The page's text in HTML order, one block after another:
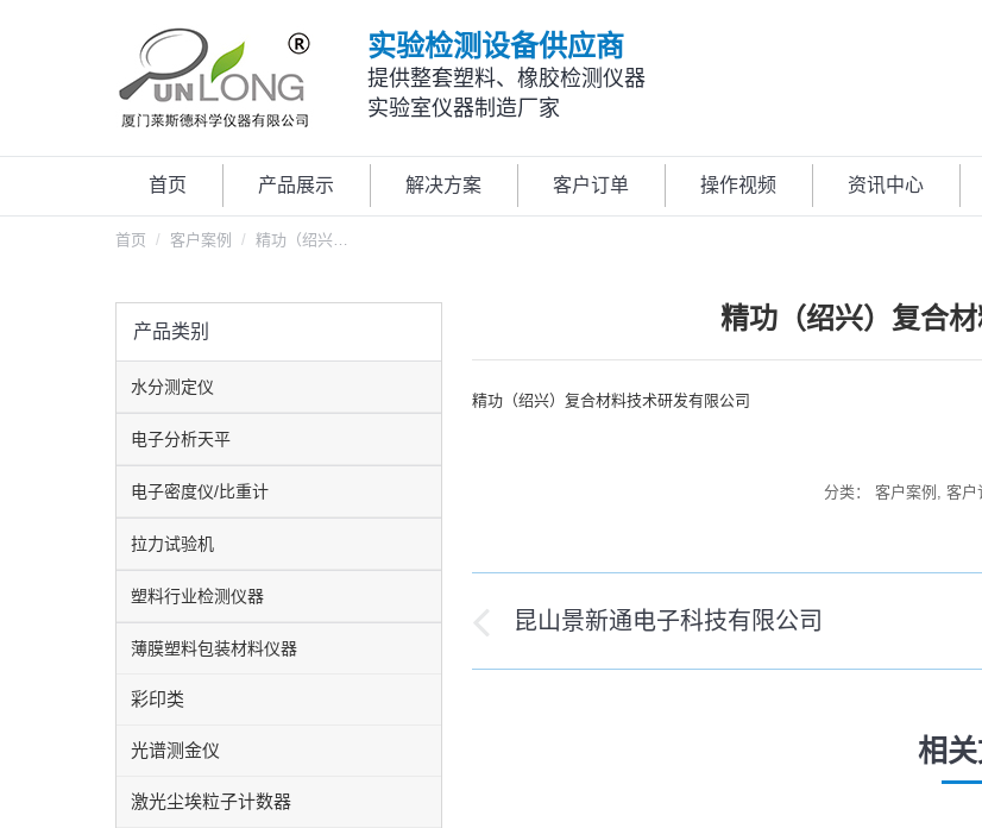
实验检测设备供应商
提供整套塑料、橡胶检测仪器
实验室仪器制造厂家
首页 产品展示 解决方案 客户订单 操作视频 资讯中心
您在这里：
首页 客户案例 精功（绍兴…
精功（绍兴）复合
精功（绍兴）复合材料技术研发有限公司
分类： 客户案例 , 客户
历
史
昆山景新通电子科技有限公司
相
产品类别
水分测定仪
电子分析天平
电子密度仪/比重计
拉力试验机
塑料行业检测仪器
薄膜塑料包装材料仪器
彩印类
光谱测金仪
激光尘埃粒子计数器